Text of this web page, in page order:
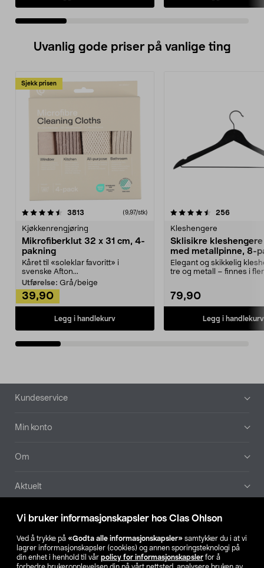
Vi bruker informasjonskapsler hos Clas Ohlson
Ved å trykke på «Godta alle informasjonskapsler» samtykker du i at vi
lagrer informasjonskapsler (cookies) og annen sporingsteknologi på
din enhet i henhold til vår policy for informasjonskapsler for å
Uvanlig gode priser på vanlige ting
Sjekk prisen
3813 anmeldelser(9,97/stk)
Kjøkkenrengjøring
Mikrofiberklut 32 x 31 cm, 4-
pakning
Kåret til «soleklar favoritt» i
svenske Afton...
Utførelse: Grå/beige
39,90
Legg i handlekurv
4.5av 5 stjerner 256
Kleshengere
Sklisikre
med metallpinne, 8-
Elegant og skikkelig
tre og metall – finnes i
79,90
Legg i handlekurv
4.5av 5 stjerner
Bunntekst
Kundeservice
Min konto
Om
Aktuelt
Våre selskaper
Finn din butikk